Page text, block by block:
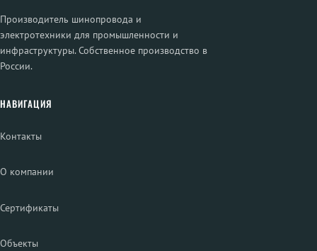
Производитель шинопровода и
электротехники для промышленности и
инфраструктуры. Собственное производство в
России.
НАВИГАЦИЯ
Контакты
О компании
Сертификаты
Объекты